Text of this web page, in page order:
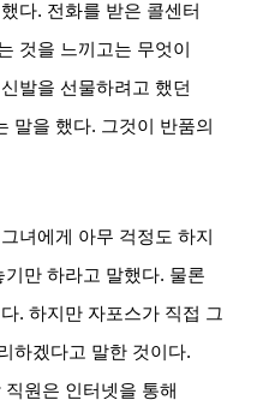
다. 전화를 받은 콜센터
것을 느끼고는 무엇이
발을 선물하려고 했던
말을 했다. 그것이 반품의
녀에게 아무 걱정도 하지
기만 하라고 말했다. 물론
.하지만 자포스가 직접 그
하겠다고 말한 것이다.
원은 인터넷을 통해